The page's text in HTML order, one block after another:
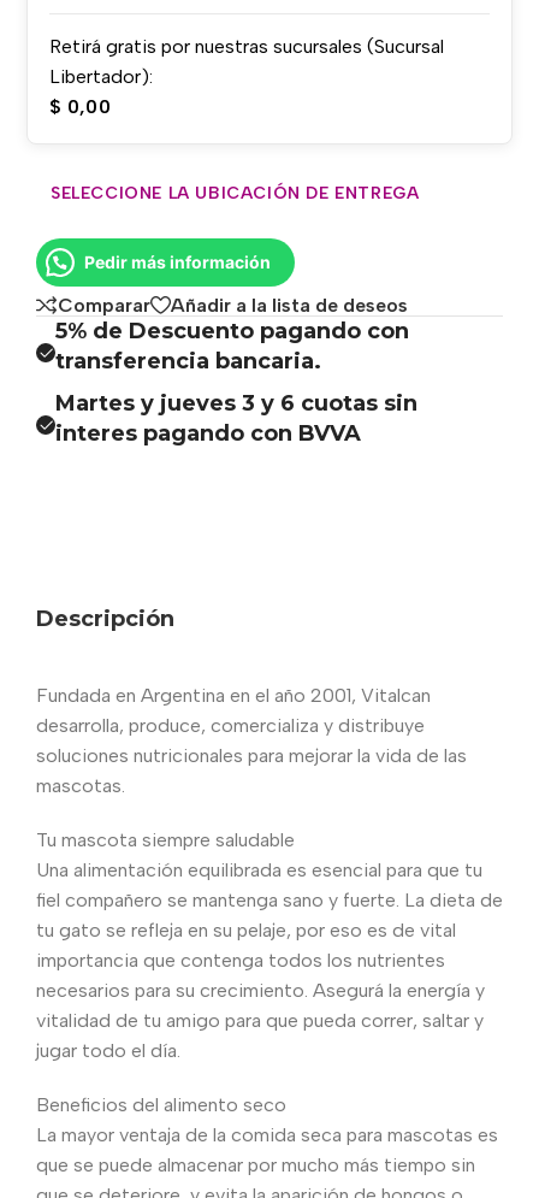
Retirá gratis por nuestras sucursales (Sucursal
Libertador):
$ 0,00
SELECCIONE LA UBICACIÓN DE ENTREGA
Pedir más información
Comparar Añadir a la lista de deseos
5% de Descuento pagando con
transferencia bancaria.
Martes y jueves 3 y 6 cuotas sin
interes pagando con BVVA
Descripción
Fundada en Argentina en el año 2001, Vitalcan
desarrolla, produce, comercializa y distribuye
soluciones nutricionales para mejorar la vida de las
mascotas.
Tu mascota siempre saludable
Una alimentación equilibrada es esencial para que tu
fiel compañero se mantenga sano y fuerte. La dieta de
tu gato se refleja en su pelaje, por eso es de vital
importancia que contenga todos los nutrientes
necesarios para su crecimiento. Asegurá la energía y
vitalidad de tu amigo para que pueda correr, saltar y
jugar todo el día.
Beneficios del alimento seco
La mayor ventaja de la comida seca para mascotas es
que se puede almacenar por mucho más tiempo sin